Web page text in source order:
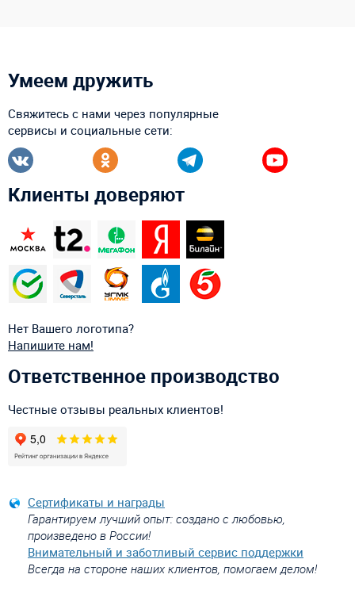
Умеем дружить
Свяжитесь с нами через популярные
сервисы и социальные сети:
Клиенты доверяют
Нет Вашего логотипа?
Напишите нам!
Ответственное производство
Честные отзывы реальных клиентов!
Сертификаты и награды
Гарантируем лучший опыт: создано с любовью,
произведено в России!
Внимательный и заботливый сервис поддержки
Всегда на стороне наших клиентов, помогаем делом!